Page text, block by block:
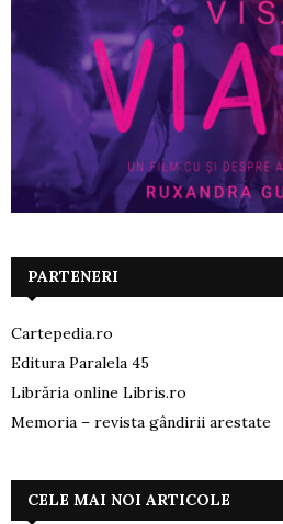
PARTENERI
Cartepedia.ro
Editura Paralela 45
Librăria online Libris.ro
Memoria – revista gândirii arestate
CELE MAI NOI ARTICOLE